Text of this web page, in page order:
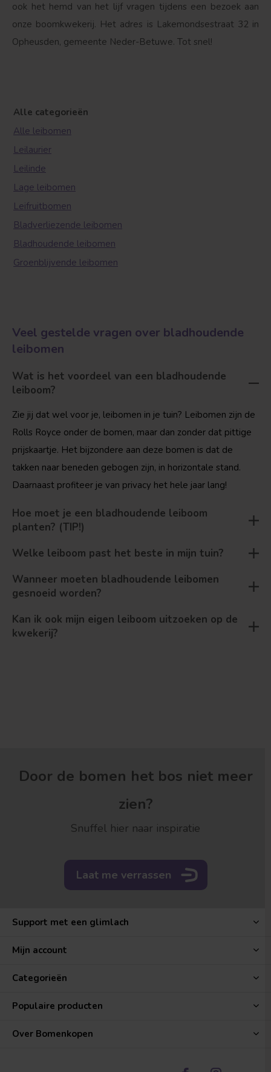
ook het hemd van het lijf vragen tijdens een bezoek aan
onze boomkwekerij. Het adres is Lakemondsestraat 32 in
Opheusden, gemeente Neder-Betuwe. Tot snel!
Alle categorieën
Alle leibomen
Leilaurier
Leilinde
Lage leibomen
Leifruitbomen
Bladverliezende leibomen
Bladhoudende leibomen
Groenblijvende leibomen
Veel gestelde vragen over bladhoudende
leibomen
Wat is het voordeel van een bladhoudende
leiboom?
Zie jij dat wel voor je, leibomen in je tuin? Leibomen zijn de
Rolls Royce onder de bomen, maar dan zonder dat pittige
prijskaartje. Het bijzondere aan deze bomen is dat de
takken naar beneden gebogen zijn, in horizontale stand.
Daarnaast profiteer je van privacy het hele jaar lang!
Hoe moet je een bladhoudende leiboom
planten? (TIP!)
Welke leiboom past het beste in mijn tuin?
Wanneer moeten bladhoudende leibomen
gesnoeid worden?
Kan ik ook mijn eigen leiboom uitzoeken op de
kwekerij?
Door de bomen het bos niet meer
zien?
Snuffel hier naar inspiratie
Laat me verrassen
Support met een glimlach
Mijn account
Categorieën
Populaire producten
Over Bomenkopen